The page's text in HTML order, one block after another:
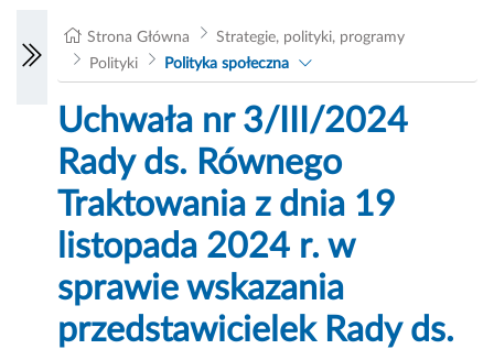
Strona Główna
Strategie, polityki, programy
Polityki
Polityka społeczna
Uchwała nr 3/III/2024
Rady ds. Równego
Traktowania z dnia 19
listopada 2024 r. w
sprawie wskazania
przedstawicielek Rady ds.